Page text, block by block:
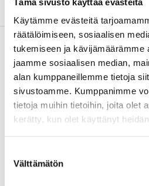
Käytämme evästeitä
räätälöimiseen, sosiaalisen
tukemiseen ja kävijämäärämme
jaamme sosiaalisen median,
alan kumppaneillemme tietoja
sivustoamme. Kumppanimme
tietoja muihin tietoihin, joita olet
kerätty, kun olet käyttänyt
valinta
Välttämätön
Tietoa valmistajasta
Osta &
Osta verkosta ja nouda
LUE LISÄÄ
Muut asiakkaat